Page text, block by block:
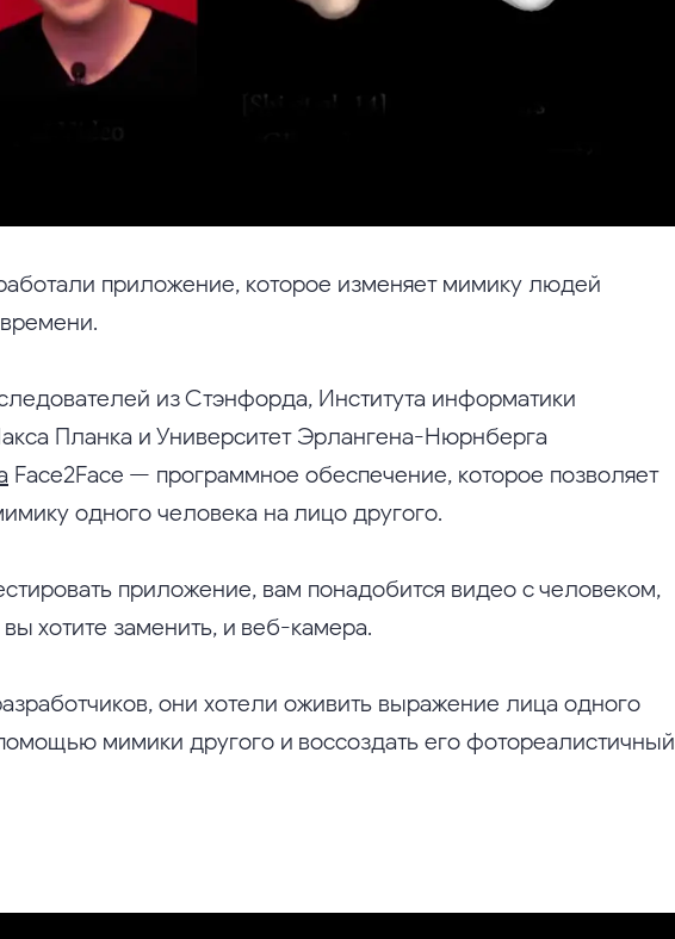
приложение, которое изменяет мимику людей
из Стэнфорда, Института информатики
Планка и Университет Эрлангена-Нюрнберга
Face2Face — программное обеспечение, которое позволяет
одного человека на лицо другого.
приложение, вам понадобится видео с человеком,
хотите заменить, и веб-камера.
они хотели оживить выражение лица одного
мимики другого и воссоздать его фотореалистичный